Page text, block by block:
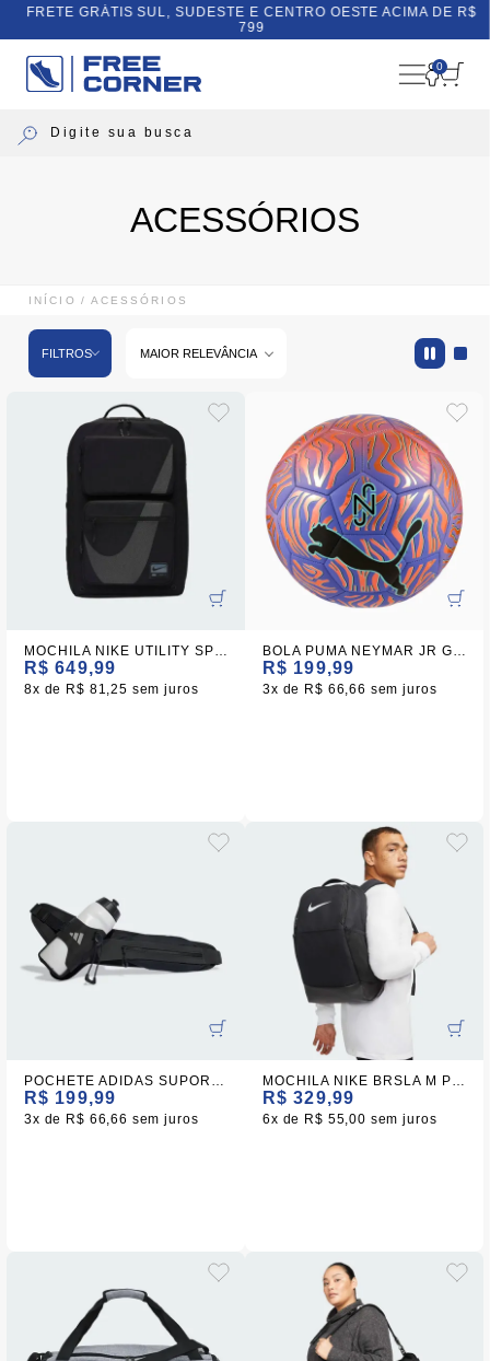
FRETE GRÁTIS SUL, SUDESTE E CENTRO OESTE ACIMA DE R$
799
0
ACESSÓRIOS
INÍCIO ACESSÓRIOS
FILTROS MAIOR RELEVÂNCIA
MOCHILA NIKE UTILITY SPD BKPK 2.0 PRETO
R$ 649,99
8x R$ 81,25 sem juros
BOLA PUMA NEYMAR JR GRAPHIC BALL
R$ 199,99
3x R$ 66,66 sem juros
POCHETE ADIDAS SUPORTE CORRIDA
R$ 199,99
3x R$ 66,66 sem juros
MOCHILA NIKE BRSLA M PRETA - 9.5 (24L)
R$ 329,99
6x R$ 55,00 sem juros